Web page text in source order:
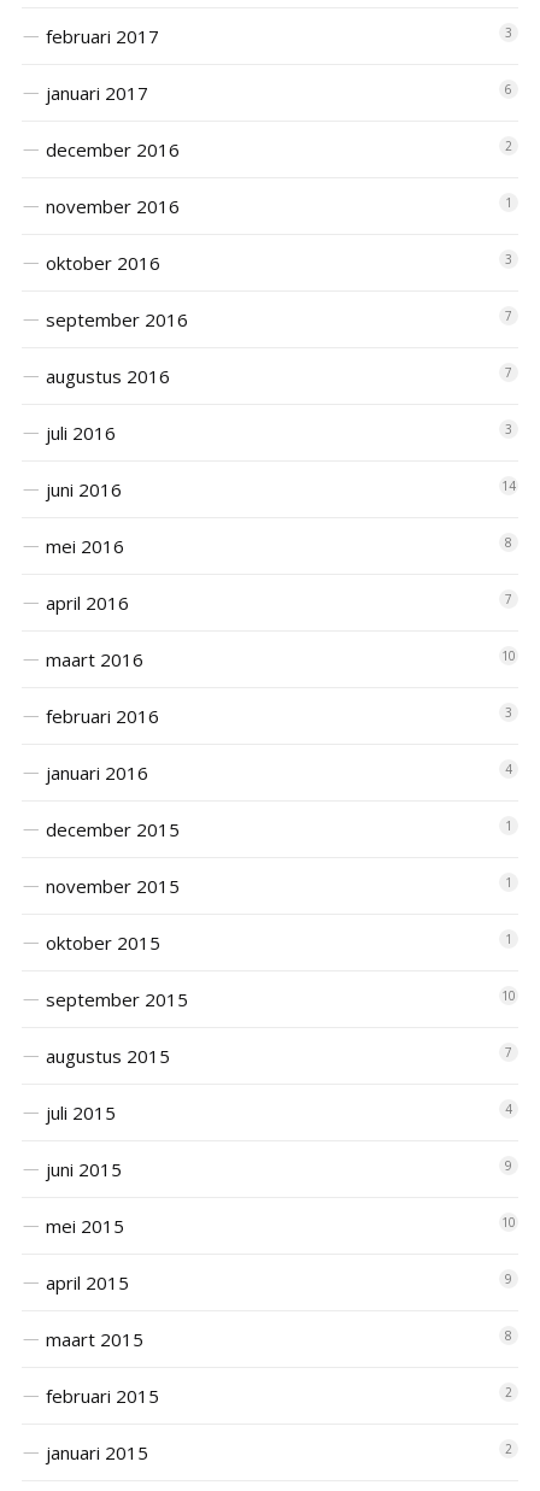
februari 2017 3
januari 2017 6
december 2016 2
november 2016 1
oktober 2016 3
september 2016 7
augustus 2016 7
juli 2016 3
juni 2016 14
mei 2016 8
april 2016 7
maart 2016 10
februari 2016 3
januari 2016 4
december 2015 1
november 2015 1
oktober 2015 1
september 2015 10
augustus 2015 7
juli 2015 4
juni 2015 9
mei 2015 10
april 2015 9
maart 2015 8
februari 2015 2
januari 2015 2